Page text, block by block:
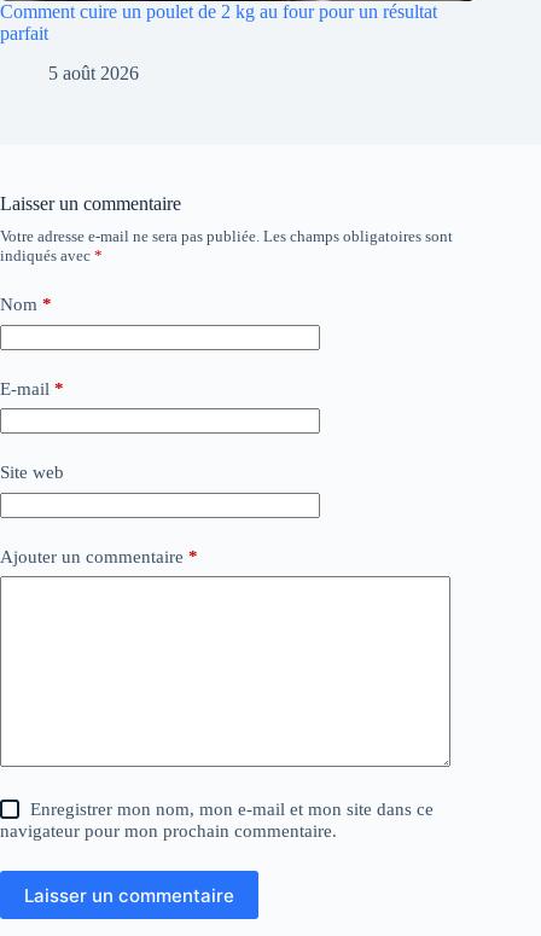
Comment cuire un poulet de 2 kg au four pour un résultat
parfait
5 août 2026
Laisser un commentaire
Votre adresse e-mail ne sera pas publiée. Les champs obligatoires sont
indiqués avec *
Nom *
E-mail *
Site web
Ajouter un commentaire *
Enregistrer mon nom, mon e-mail et mon site dans ce
navigateur pour mon prochain commentaire.
Laisser un commentaire